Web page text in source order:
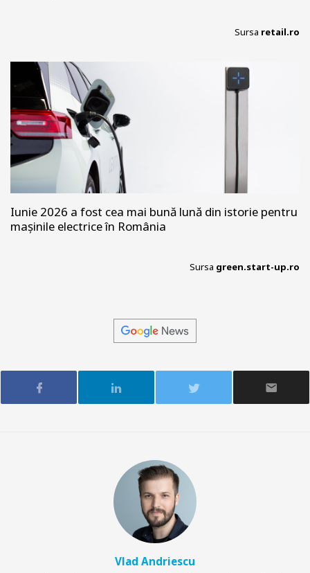
Sursa retail.ro
Iunie 2026 a fost cea mai bună lună din istorie pentru
mașinile electrice în România
Sursa green.start-up.ro
Vlad Andriescu